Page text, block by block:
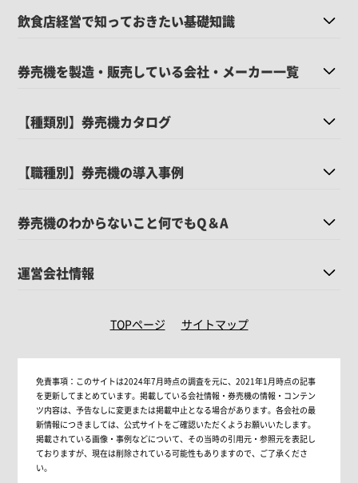
飲食店経営で知っておきたい基礎知識
券売機を製造・販売している会社・メーカー一覧
【種類別】券売機カタログ
【職種別】券売機の導入事例
券売機のわからないこと何でもQ＆A
運営会社情報
TOPページ サイトマップ
免責事項： このサイトは2024年7月時点の調査を元に、2021年1月時点の記事
を更新してまとめています。掲載している会社情報・券売機の情報・コンテン
ツ内容は、予告なしに変更または掲載中止となる場合があります。各会社の最
新情報につきましては、公式サイトをご確認いただくようお願いいたします。
掲載されている画像・事例などについて、その当時の引用元・参照元を表記し
ておりますが、現在は削除されている可能性もありますので、ご了承くださ
い。